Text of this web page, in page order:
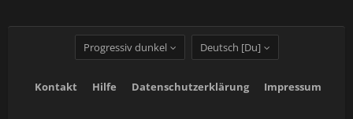
Progressiv dunkel Deutsch [Du]
Kontakt Hilfe Datenschutzerklärung Impressum